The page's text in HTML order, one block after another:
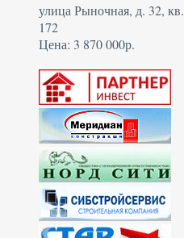
улица Рыночная, д. 32, кв.
172
Цена: 3 870 000р.